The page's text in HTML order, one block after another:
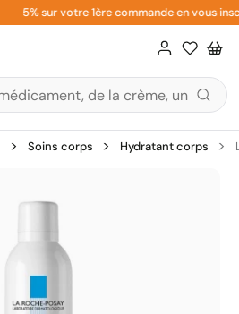
5% sur votre 1ère commande en vous
Soins corps Hydratant corps